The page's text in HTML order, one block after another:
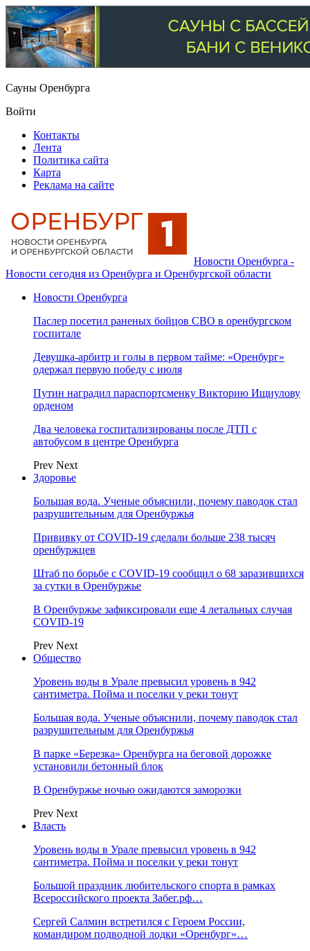
Сауны Оренбурга
Войти
Контакты
Лента
Политика сайта
Карта
Реклама на сайте
Новости Оренбурга -
Новости сегодня из Оренбурга и Оренбургской области
Новости Оренбурга
Паслер посетил раненых бойцов СВО в оренбургском
госпитале
Девушка-арбитр и голы в первом тайме: «Оренбург»
одержал первую победу с июля
Путин наградил параспортсменку Викторию Ищиулову
орденом
Два человека госпитализированы после ДТП с
автобусом в центре Оренбурга
Prev Next
Здоровье
Большая вода. Ученые объяснили, почему паводок стал
разрушительным для Оренбуржья
Прививку от COVID-19 сделали больше 238 тысяч
оренбуржцев
Штаб по борьбе с СOVID-19 сообщил о 68 заразившихся
за сутки в Оренбуржье
В Оренбуржье зафиксировали еще 4 летальных случая
COVID-19
Prev Next
Общество
Уровень воды в Урале превысил уровень в 942
сантиметра. Пойма и поселки у реки тонут
Большая вода. Ученые объяснили, почему паводок стал
разрушительным для Оренбуржья
В парке «Березка» Оренбурга на беговой дорожке
установили бетонный блок
В Оренбуржье ночью ожидаются заморозки
Prev Next
Власть
Уровень воды в Урале превысил уровень в 942
сантиметра. Пойма и поселки у реки тонут
Большой праздник любительского спорта в рамках
Всероссийского проекта Забег.рф…
Сергей Салмин встретился с Героем России,
командиром подводной лодки «Оренбург»…